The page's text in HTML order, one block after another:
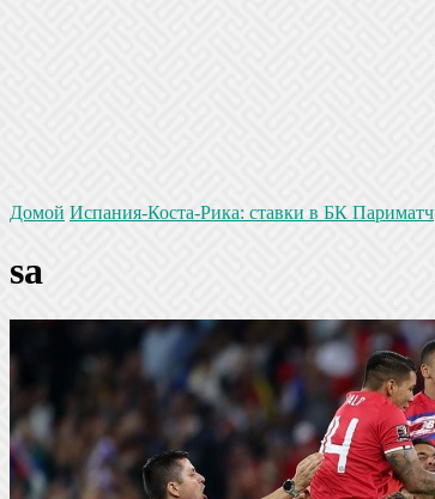
Домой Испания-Коста-Рика: ставки в БК Париматч
sa